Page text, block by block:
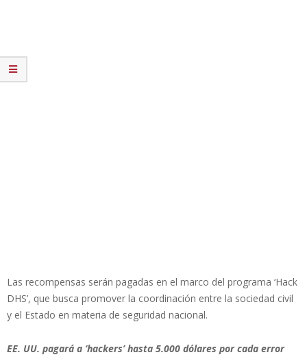
Las recompensas serán pagadas en el marco del programa ‘Hack
DHS’, que busca promover la coordinación entre la sociedad civil
y el Estado en materia de seguridad nacional.
EE. UU. pagará a ‘hackers’ hasta 5.000 dólares por cada error